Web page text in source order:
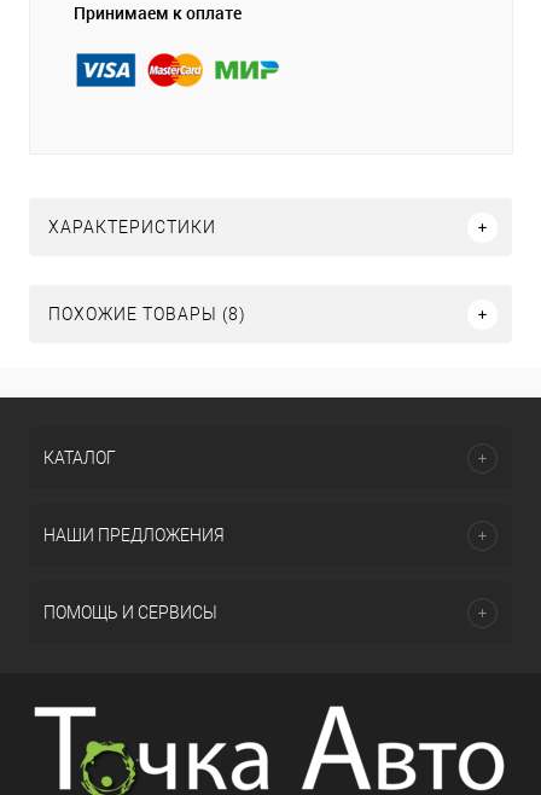
Принимаем к оплате
ХАРАКТЕРИСТИКИ
ПОХОЖИЕ ТОВАРЫ (8)
КАТАЛОГ
НАШИ ПРЕДЛОЖЕНИЯ
ПОМОЩЬ И СЕРВИСЫ